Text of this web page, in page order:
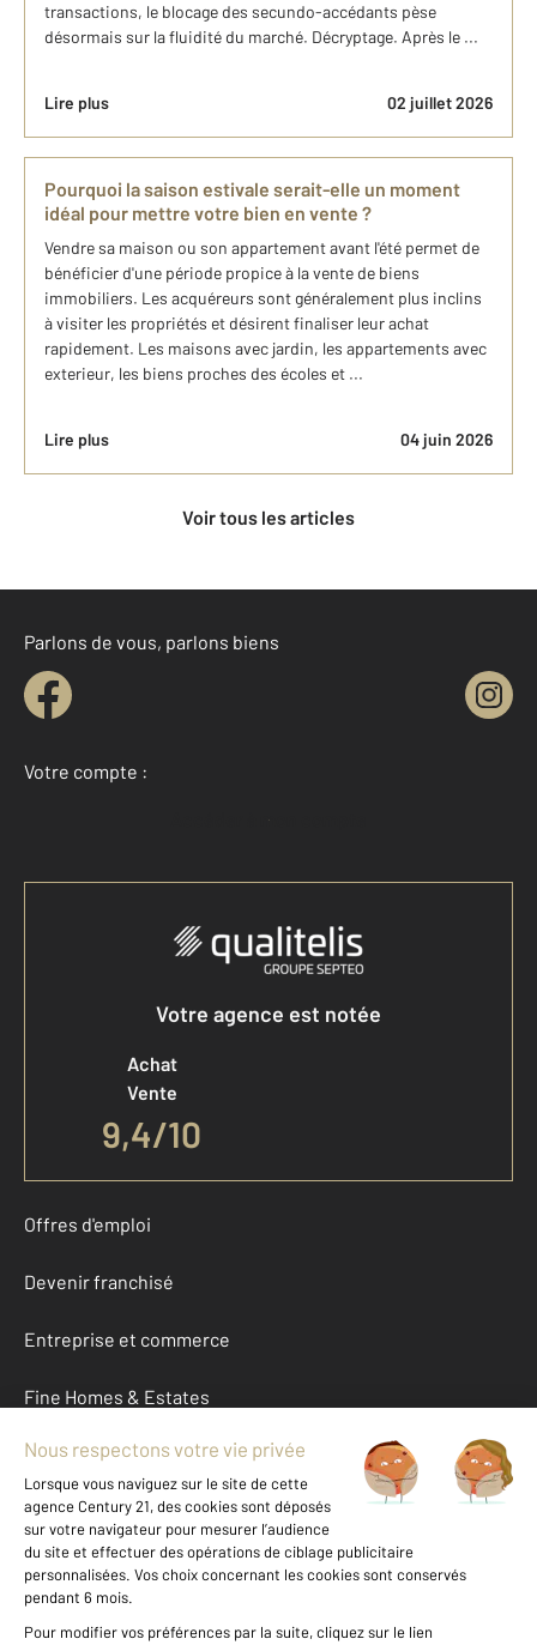
transactions, le blocage des secundo-accédants pèse
désormais sur la fluidité du marché. Décryptage. Après le ...
Lire plus 02 juillet 2026
Pourquoi la saison estivale serait-elle un moment
idéal pour mettre votre bien en vente ?
Vendre sa maison ou son appartement avant l'été permet de
bénéficier d'une période propice à la vente de biens
immobiliers. Les acquéreurs sont généralement plus inclins
à visiter les propriétés et désirent finaliser leur achat
rapidement. Les maisons avec jardin, les appartements avec
exterieur, les biens proches des écoles et ...
Lire plus 04 juin 2026
Voir tous les articles
Parlons de vous, parlons biens
Votre compte :
Accéder à mon compte
Votre agence est notée
Achat
Vente
9,4/10
Offres d'emploi
Devenir franchisé
Entreprise et commerce
Fine Homes & Estates
À propos
International
Nous contacter